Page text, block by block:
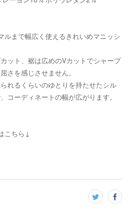
ルまで幅広く使えるきれいめマニッシ
ット、裾は広めのVカットでシャープ
さを感じさせません。
れるくらいのゆとりを持たせたシル
コーディネートの幅が広がります。
こちら↓